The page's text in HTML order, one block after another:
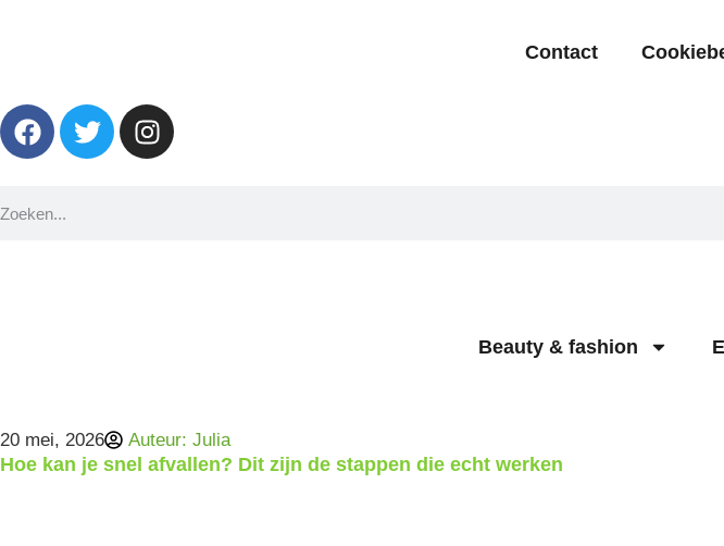
Contact
Beauty & fashion
20 mei, 2026 Auteur: Julia
Hoe kan je snel afvallen? Dit zijn de stappen die echt werken